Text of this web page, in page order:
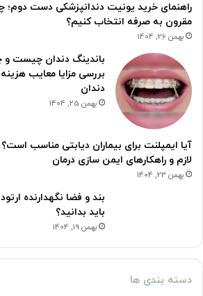
راهنمای خرید یونیت دندانپزشکی دست دوم؛
مقرون به صرفه انتخاب کنیم؟
بهمن 26, 1404
باندینگ دندان چیست و
بررسی مزایا معایب
دندان
بهمن 25, 1404
آیا ایمپلنت برای بیماران دیابتی مناسب
لازم و راهکارهای ایمن سازی درمان
بهمن 23, 1404
بند و فضا نگهدارنده
باید بدانید؟
بهمن 19, 1404
دسته بندی ها